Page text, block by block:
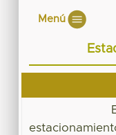
Menú